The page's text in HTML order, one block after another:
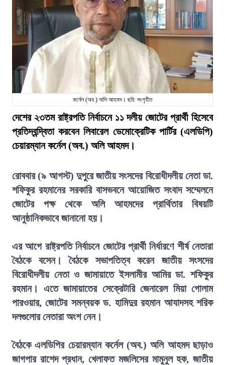
কর্নেল (অব.) অলি আহমদ। ছবি: সংগৃহীত
দেশের ২৩তম রাষ্ট্রপতি নির্বাচনে ১১ দলীয় জোটের প্রার্থী হিসেবে
প্রতিদ্বন্দ্বিতা করবেন লিবারেল ডেমোক্রেটিক পার্টির (এলডিপি)
চেয়ারম্যান কর্নেল (অব.) অলি আহমদ।
রোববার (৯ আগস্ট) দুপুরে জাতীয় সংসদের বিরোধীদলীয় নেতা ডা.
শফিকুর রহমানের সরকারি বাসভবনে আয়োজিত সংবাদ সম্মেলনে
জোটের পক্ষ থেকে অলি আহমদের প্রার্থিতার বিষয়টি
আনুষ্ঠানিকভাবে জানানো হয়।
এর আগে রাষ্ট্রপতি নির্বাচনে জোটের প্রার্থী নির্ধারণে শীর্ষ নেতারা
বৈঠকে বসেন। বৈঠকে সভাপতিত্ব করেন জাতীয় সংসদের
বিরোধীদলীয় নেতা ও জামায়াতে ইসলামীর আমির ডা. শফিকুর
রহমান। এতে জামায়াতের সেক্রেটারি জেনারেল মিয়া গোলাম
পারওয়ার, জোটের সমন্বয়ক ড. হামিদুর রহমান আযাদসহ শরিক
দলগুলোর নেতারা অংশ নেন।
বৈঠকে এলডিপির চেয়ারম্যান কর্নেল (অব.) অলি আহমদ ছাড়াও
জাগপার রাশেদ প্রধান, খেলাফত মজলিসের মামুনুল হক, জাতীয়